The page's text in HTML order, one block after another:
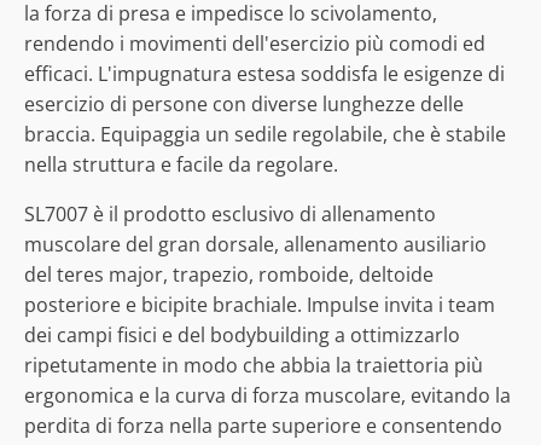
la forza di presa e impedisce lo scivolamento,
rendendo i movimenti dell'esercizio più comodi ed
efficaci. L'impugnatura estesa soddisfa le esigenze di
esercizio di persone con diverse lunghezze delle
braccia. Equipaggia un sedile regolabile, che è stabile
nella struttura e facile da regolare.
SL7007 è il prodotto esclusivo di allenamento
muscolare del gran dorsale, allenamento ausiliario
del teres major, trapezio, romboide, deltoide
posteriore e bicipite brachiale. Impulse invita i team
dei campi fisici e del bodybuilding a ottimizzarlo
ripetutamente in modo che abbia la traiettoria più
ergonomica e la curva di forza muscolare, evitando la
perdita di forza nella parte superiore e consentendo